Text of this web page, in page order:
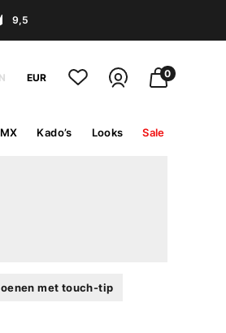
9,5
EUR 0
MX Kado’s Looks Sale
met touch-tip